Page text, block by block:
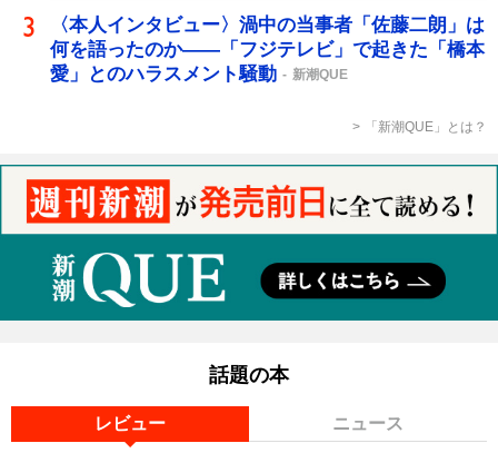
〈本人インタビュー〉渦中の当事者「佐藤二朗」は
何を語ったのか――「フジテレビ」で起きた「橋本
愛」とのハラスメント騒動
新潮QUE
「新潮QUE」とは？
話題の本
レビュー ニュース